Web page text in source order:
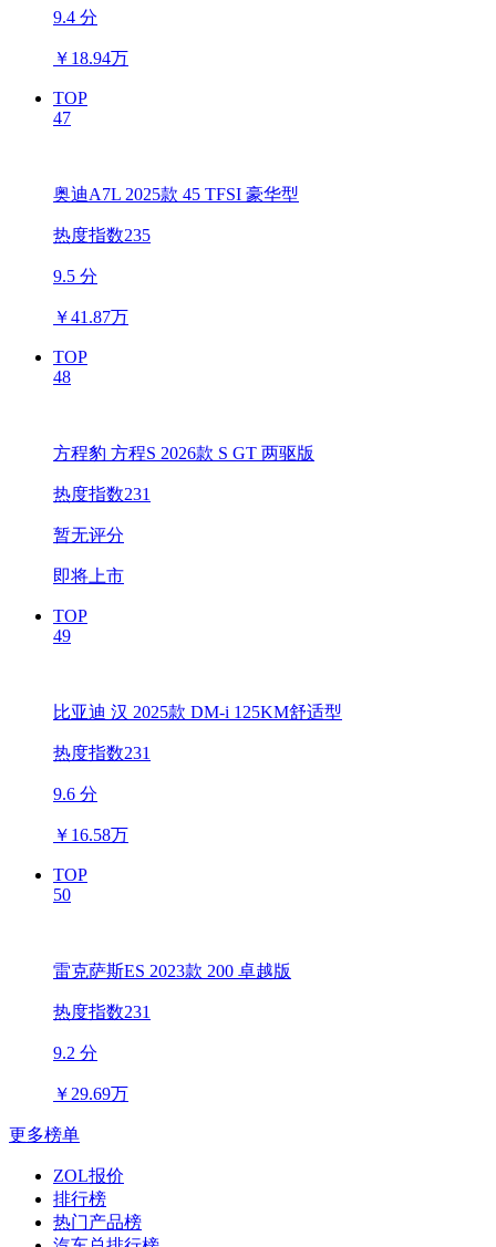
9.4 分
￥ 18.94万
TOP
47
奥迪A7L 2025款 45 TFSI 豪华型
热度指数235
9.5 分
￥41.87万
TOP
48
方程豹 方程S 2026款 S GT 两驱版
热度指数231
暂无评分
即将上市
TOP
49
比亚迪 汉 2025款 DM-i 125KM舒适型
热度指数231
9.6 分
￥ 16.58万
TOP
50
雷克萨斯ES 2023款 200 卓越版
热度指数231
9.2 分
￥ 29.69万
更多榜单
ZOL报价
排行榜
热门产品榜